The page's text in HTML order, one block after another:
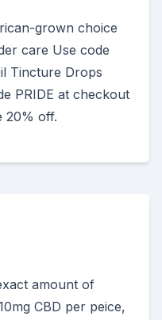
grown choice
care Use code
Tincture Drops
PRIDE at checkout
20% off.
amount of
CBD per peice,